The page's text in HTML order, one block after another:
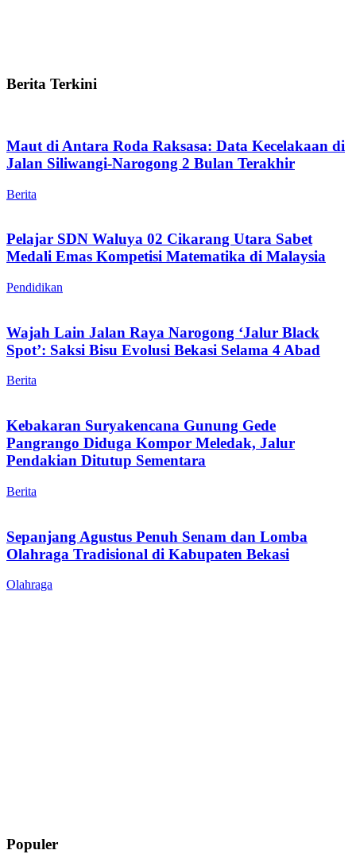
Berita Terkini
Maut di Antara Roda Raksasa: Data Kecelakaan di
Jalan Siliwangi-Narogong 2 Bulan Terakhir
Berita
Pelajar SDN Waluya 02 Cikarang Utara Sabet
Medali Emas Kompetisi Matematika di Malaysia
Pendidikan
Wajah Lain Jalan Raya Narogong ‘Jalur Black
Spot’: Saksi Bisu Evolusi Bekasi Selama 4 Abad
Berita
Kebakaran Suryakencana Gunung Gede
Pangrango Diduga Kompor Meledak, Jalur
Pendakian Ditutup Sementara
Berita
Sepanjang Agustus Penuh Senam dan Lomba
Olahraga Tradisional di Kabupaten Bekasi
Olahraga
Populer